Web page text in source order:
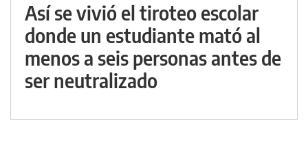
Así se vivió el tiroteo escolar
donde un estudiante mató al
menos a seis personas antes de
ser neutralizado